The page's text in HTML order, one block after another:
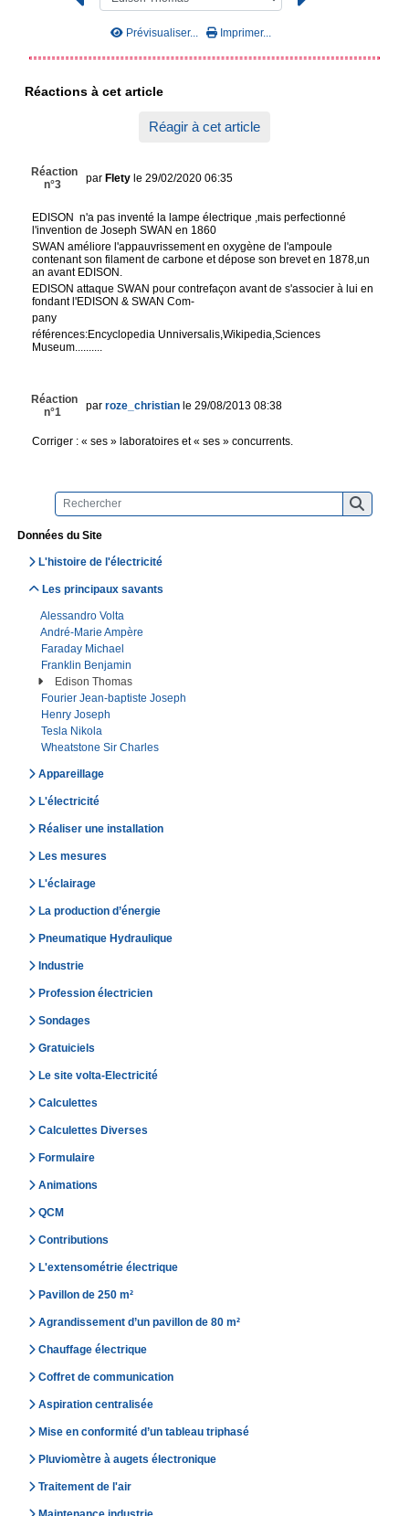
Données du Site
L'histoire de l'électricité
Les principaux savants
Alessandro Volta
André-Marie Ampère
Faraday Michael
Franklin Benjamin
Edison Thomas
Fourier Jean-baptiste Joseph
Henry Joseph
Tesla Nikola
Wheatstone Sir Charles
Appareillage
L'électricité
Réaliser une installation
Les mesures
L'éclairage
La production d’énergie
Pneumatique Hydraulique
Industrie
Profession électricien
Sondages
Gratuiciels
Le site volta-Electricité
Calculettes
Calculettes Diverses
Formulaire
Animations
QCM
Contributions
L'extensométrie électrique
Pavillon de 250 m²
Agrandissement d’un pavillon de 80 m²
Chauffage électrique
Coffret de communication
Aspiration centralisée
Mise en conformité d’un tableau triphasé
Pluviomètre à augets électronique
Traitement de l'air
Prévisualiser... Imprimer...
Réactions à cet article
Réagir à cet article
Réaction
n°3
par Fletyle 29/02/2020 06:35
EDISON n'a pas inventé la lampe électrique ,mais perfectionné
l'invention de Joseph SWAN en 1860
SWAN améliore l'appauvrissement en oxygène de l'ampoule
contenant son filament de carbone et dépose son brevet en 1878,un
an avant EDISON.
EDISON attaque SWAN pour contrefaçon avant de s'associer à lui en
fondant l'EDISON & SWAN Com-
pany
références:Encyclopedia Unniversalis,Wikipedia,Sciences
Museum..........
Réaction
n°1
par roze_christian le 29/08/2013 08:38
Corriger : « ses » laboratoires et « ses » concurrents.